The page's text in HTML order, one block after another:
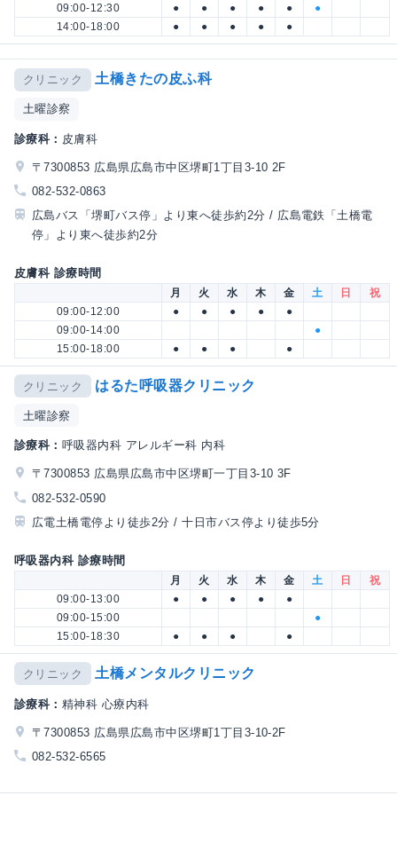
09:00-12:30
● ● ● ● ●
●
14:00-18:00
● ● ● ● ●
クリニック 土橋きたの皮ふ科
土曜診察
診療科： 皮膚科
〒7300853 広島県広島市中区堺町1丁目3-10 2F
082-532-0863
広島バス「堺町バス停」より東へ徒歩約2分 / 広島電鉄「土橋電
停」より東へ徒歩約2分
皮膚科 診療時間
月 火 水 木 金 土 日
祝
09:00-12:00
● ● ● ●
●
09:00-14:00
●
15:00-18:00
● ● ● ●
クリニック はるた呼吸器クリニック
土曜診察
診療科： 呼吸器内科 アレルギー科 内科
〒7300853 広島県広島市中区堺町一丁目3-10 3F
082-532-0590
広電土橋電停より徒歩2分 / 十日市バス停より徒歩5分
呼吸器内科 診療時間
月 火 水 木 金 土 日
祝
09:00-13:00
● ● ● ●
●
09:00-15:00
●
15:00-18:30
● ● ● ●
クリニック 土橋メンタルクリニック
診療科： 精神科 心療内科
〒7300853 広島県広島市中区堺町1丁目3-10-2F
082-532-6565